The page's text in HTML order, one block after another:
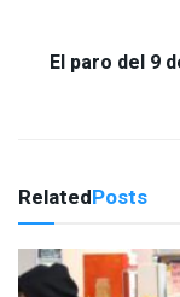
El paro del 9
RelatedPosts